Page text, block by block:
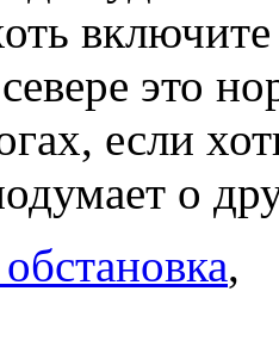
включите
это
если
о
,